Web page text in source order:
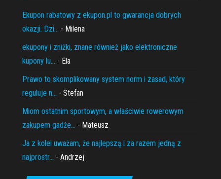
Ekupon rabatowy z ekupon.pl to gwarancja dobrych
okazji. Dzi... - Milena
ekupony i zniżki, znane również jako elektroniczne
kupony lu... - Ela
Prawo to skomplikowany system norm i zasad, który
reguluje n... - Stefan
Miom ostatnim sportowym, a właściwie rowerowym
zakupem gadże... - Mateusz
Ja z kolei uważam, że najlepszą i za razem jedną z
najprostr... - Andrzej